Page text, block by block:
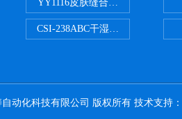
YY1116皮肤缝合线线径测量仪
CSI-238ABC干湿电动摩擦色牢度
动化科技有限公司 版权所有 技术支持：